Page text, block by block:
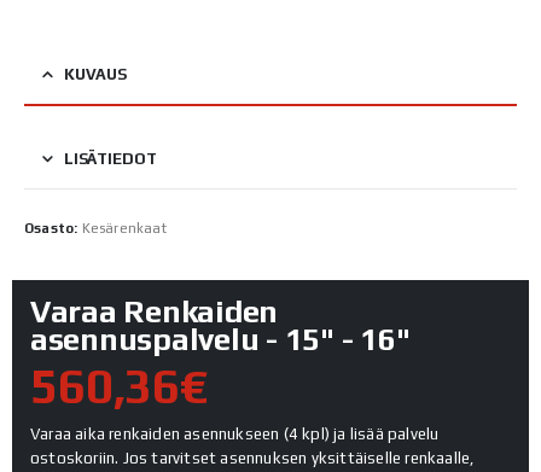
KUVAUS
LISÄTIEDOT
Osasto: Kesärenkaat
Varaa Renkaiden
asennuspalvelu - 15" - 16"
560,36€
Varaa aika renkaiden asennukseen (4 kpl) ja lisää palvelu
ostoskoriin. Jos tarvitset asennuksen yksittäiselle renkaalle,